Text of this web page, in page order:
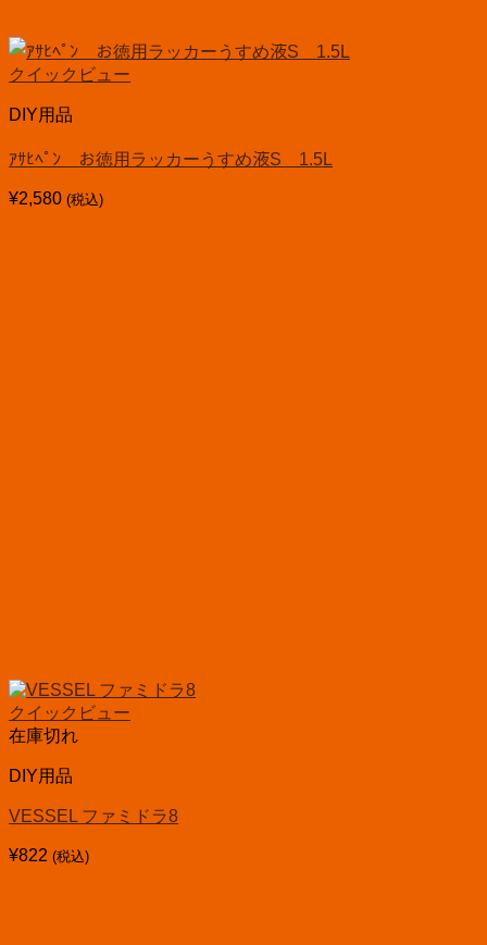
クイックビュー
DIY用品
ｱｻﾋﾍﾟﾝ お徳用ラッカーうすめ液S 1.5L
¥2,580 (税込)
クイックビュー
在庫切れ
DIY用品
VESSEL ファミドラ8
¥822 (税込)